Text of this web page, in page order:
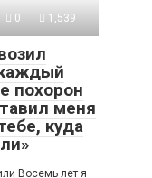
0 1,539
похорон
меня
куда
Восемь лет я